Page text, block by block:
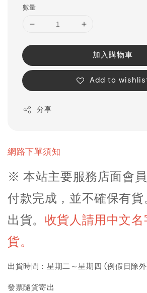
數量
加入購物車
Add to
分享
網路下單須知
※ 本站主要服務店面會
付款完成，並不確保有
出貨。 收貨人請用中文
貨。
出貨時間：星期二～星期四 (例假日除
發票隨貨寄出